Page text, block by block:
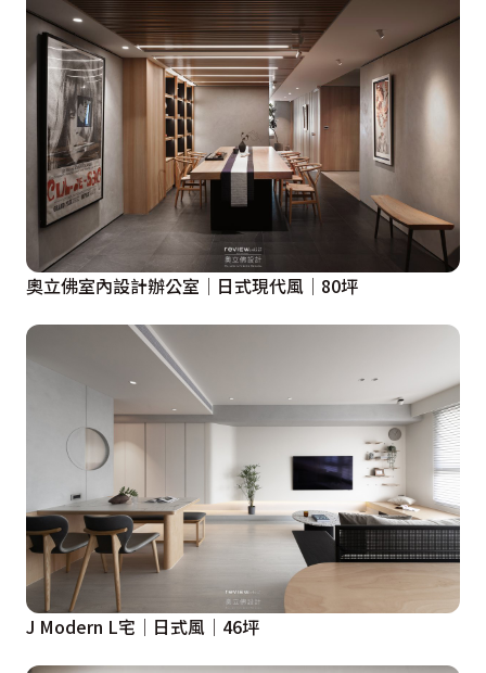
奧立佛室內設計辦公室│日式現代風│80坪
J Modern L宅│日式風│46坪